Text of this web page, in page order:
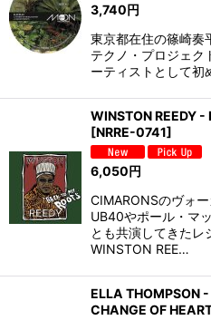
3,740円
東京都在住の篠崎奏
テクノ・プロジェク
ーティストとして
WINSTON REEDY -
[NRRE-0741]
6,050円
CIMARONSのヴォー
UB40やポール・マ
とも共演してきたレ
WINSTON REE…
ELLA THOMPSON
CHANGE OF